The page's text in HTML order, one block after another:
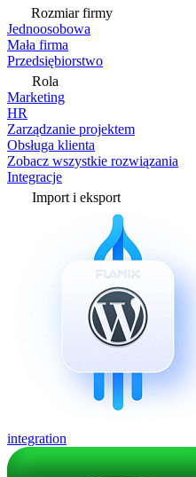
Rozmiar firmy
Jednoosobowa
Mała firma
Przedsiębiorstwo
Rola
Marketing
HR
Zarządzanie projektem
Obsługa klienta
Zobacz wszystkie rozwiązania
Integracje
Import i eksport
integration